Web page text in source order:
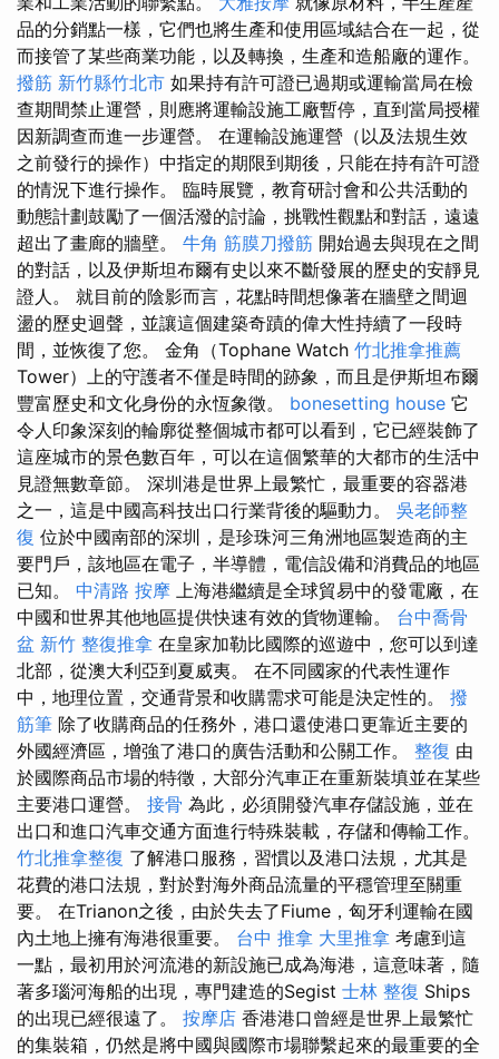
品的分銷點一樣，它們也將生產和使用區域結合在一起，從
而接管了某些商業功能，以及轉換，生產和造船廠的運作。
撥筋 新竹縣竹北市 如果持有許可證已過期或運輸當局在檢
查期間禁止運營，則應將運輸設施工廠暫停，直到當局授權
因新調查而進一步運營。 在運輸設施運營（以及法規生效
之前發行的操作）中指定的期限到期後，只能在持有許可證
的情況下進行操作。 臨時展覽，教育研討會和公共活動的
動態計劃鼓勵了一個活潑的討論，挑戰性觀點和對話，遠遠
超出了畫廊的牆壁。 牛角 筋膜刀撥筋 開始過去與現在之間
的對話，以及伊斯坦布爾有史以來不斷發展的歷史的安靜見
證人。 就目前的陰影而言，花點時間想像著在牆壁之間迴
盪的歷史迴聲，並讓這個建築奇蹟的偉大性持續了一段時
間，並恢復了您。 金角（Tophane Watch 竹北推拿推薦
Tower）上的守護者不僅是時間的跡象，而且是伊斯坦布爾
豐富歷史和文化身份的永恆象徵。 bonesetting house 它
令人印象深刻的輪廓從整個城市都可以看到，它已經裝飾了
這座城市的景色數百年，可以在這個繁華的大都市的生活中
見證無數章節。 深圳港是世界上最繁忙，最重要的容器港
之一，這是中國高科技出口行業背後的驅動力。 吳老師整
復 位於中國南部的深圳，是珍珠河三角洲地區製造商的主
要門戶，該地區在電子，半導體，電信設備和消費品的地區
已知。 中清路 按摩 上海港繼續是全球貿易中的發電廠，在
中國和世界其他地區提供快速有效的貨物運輸。 台中喬骨
盆 新竹 整復推拿 在皇家加勒比國際的巡遊中，您可以到達
北部，從澳大利亞到夏威夷。 在不同國家的代表性運作
中，地理位置，交通背景和收購需求可能是決定性的。 撥
筋筆 除了收購商品的任務外，港口還使港口更靠近主要的
外國經濟區，增強了港口的廣告活動和公關工作。 整復 由
於國際商品市場的特徵，大部分汽車正在重新裝填並在某些
主要港口運營。 接骨 為此，必須開發汽車存儲設施，並在
出口和進口汽車交通方面進行特殊裝載，存儲和傳輸工作。
竹北推拿整復 了解港口服務，習慣以及港口法規，尤其是
花費的港口法規，對於對海外商品流量的平穩管理至關重
要。 在Trianon之後，由於失去了Fiume，匈牙利運輸在國
內土地上擁有海港很重要。 台中 推拿 大里推拿 考慮到這
一點，最初用於河流港的新設施已成為海港，這意味著，隨
著多瑙河海船的出現，專門建造的Segist 士林 整復 Ships
的出現已經很遠了。 按摩店 香港港口曾經是世界上最繁忙
的集裝箱，仍然是將中國與國際市場聯繫起來的最重要的全